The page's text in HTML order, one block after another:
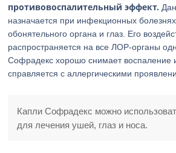
противовоспалительный эффект.
назначается при инфекционных
обонятельного органа и глаз. Его
распространяется на все ЛОР-органы
Софрадекс хорошо снимает воспаление
справляется с аллергическими
Капли Софрадекс можно
для лечения ушей, глаз и носа.